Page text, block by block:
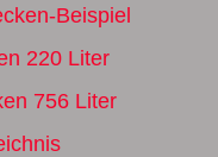
Beispiel
220 Liter
756 Liter